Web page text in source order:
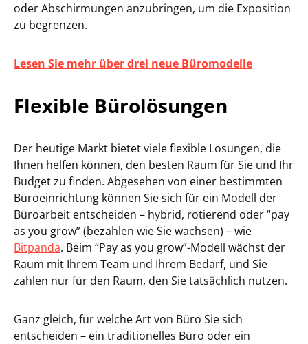
oder Abschirmungen anzubringen, um die Exposition
zu begrenzen.
Lesen Sie mehr über drei neue Büromodelle
Flexible Bürolösungen
Der heutige Markt bietet viele flexible Lösungen, die
Ihnen helfen können, den besten Raum für Sie und Ihr
Budget zu finden. Abgesehen von einer bestimmten
Büroeinrichtung können Sie sich für ein Modell der
Büroarbeit entscheiden – hybrid, rotierend oder “pay
as you grow” (bezahlen wie Sie wachsen) – wie
Bitpanda. Beim “Pay as you grow”-Modell wächst der
Raum mit Ihrem Team und Ihrem Bedarf, und Sie
zahlen nur für den Raum, den Sie tatsächlich nutzen.
Ganz gleich, für welche Art von Büro Sie sich
entscheiden – ein traditionelles Büro oder ein